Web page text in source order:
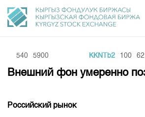
Финансовый рынок KG login
О нас
540 5900 KKNTb2 100
Внешний фон умеренно
Российский рынок